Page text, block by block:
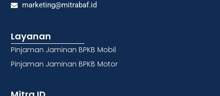
marketing@mitrabaf.id
Layanan
Pinjaman Jaminan BPKB Mobil
Pinjaman Jaminan BPKB Motor